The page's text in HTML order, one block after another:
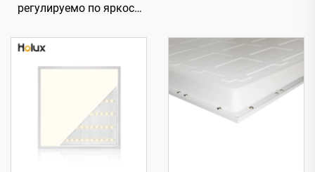
регулируемо по яркост
Вт 150 Вт 27750 лм UFO
LED високомонтажно
осветление